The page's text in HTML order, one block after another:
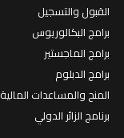
القبول والتسجيل
برامج البكالوريوس
برامج الماجستير
برامج الدبلوم
المنح والمساعدات المالية
برنامج الزائر الدولي